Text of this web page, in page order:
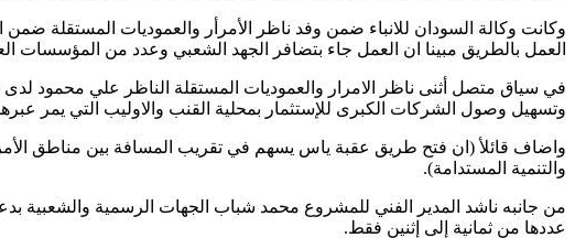
وكانت وكالة السودان للانباء ضمن وفد ناظر الأمرأر والعموديات المستقلة
العمل بالطريق مبينا ان العمل جاء بتضافر الجهد الشعبي وعدد من المؤسسات
في سياق متصل أثنى ناظر الامرار والعموديات المستقلة الناظر علي محمود
وتسهيل وصول الشركات الكبرى للإستثمار بمحلية القنب والاوليب التي يمر عبرها
واضاف قائلأ (ان فتح طريق عقبة ياس يسهم في تقريب المسافة بين مناطق
والتنمية المستدامة).
من جانبه ناشد المدير الفني للمشروع محمد شباب الجهات الرسمية والشعبية
عددها من ثمانية إلى إثنين فقط.